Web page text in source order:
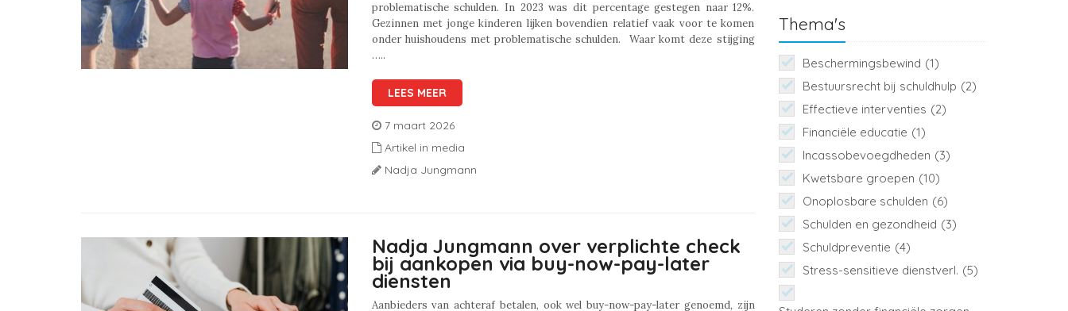
problematische schulden. In 2023 was dit percentage gestegen naar 12%.
Gezinnen met jonge kinderen lijken bovendien relatief vaak voor te komen
onder huishoudens met problematische schulden. Waar komt deze stijging
…..
LEES MEER
7 maart 2026
Artikel in media
Nadja Jungmann
Nadja Jungmann over verplichte check
bij aankopen via buy-now-pay-later
diensten
Aanbieders van achteraf betalen, ook wel buy-now-pay-later genoemd, zijn
Thema's
Beschermingsbewind (1)
Bestuursrecht bij schuldhulp (2)
Effectieve interventies (2)
Financiële educatie (1)
Incassobevoegdheden (3)
Kwetsbare groepen (10)
Onoplosbare schulden (6)
Schulden en gezondheid (3)
Schuldpreventie (4)
Stress-sensitieve dienstverl. (5)